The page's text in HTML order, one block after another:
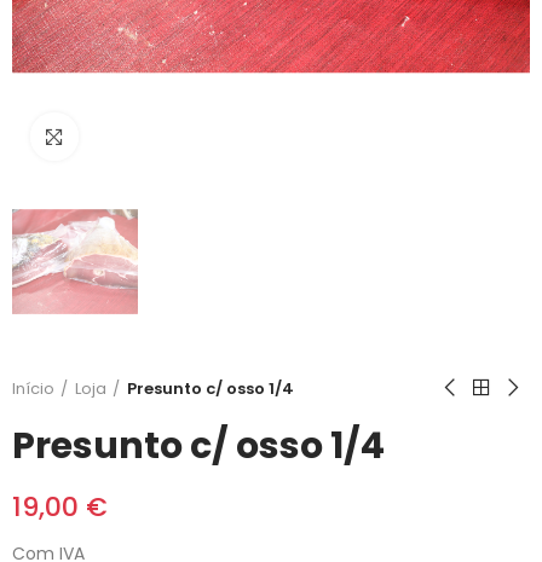
Início Loja Presunto c/ osso 1/4
Presunto c/ osso 1/4
19,00 €
Com IVA